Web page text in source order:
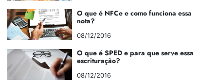
O que é NFCe e como funciona essa
nota?
08/12/2016
O que é SPED e para que serve essa
escrituração?
08/12/2016